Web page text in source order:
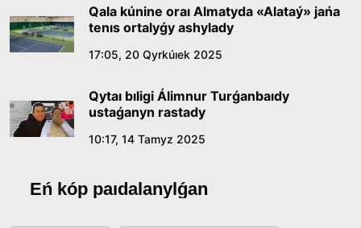
Qala kúnine oraı Almatyda «Alataý» jańa
tenıs ortalyǵy ashylady
17:05, 20 Qyrkúıek 2025
Qytaı bıligi Álimnur Turǵanbaıdy
ustaǵanyn rastady
10:17, 14 Tamyz 2025
Eń kóp paıdalanylǵan